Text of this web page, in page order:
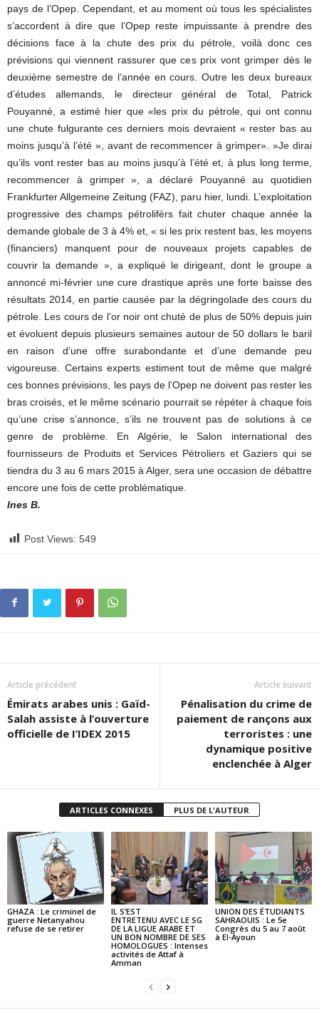
pays de l’Opep. Cependant, et au moment où tous les spécialistes
s’accordent à dire que l’Opep reste impuissante à prendre des
décisions face à la chute des prix du pétrole, voilà donc ces
prévisions qui viennent rassurer que ces prix vont grimper dès le
deuxième semestre de l’année en cours. Outre les deux bureaux
d’études allemands, le directeur général de Total, Patrick
Pouyanné, a estimé hier que «les prix du pétrole, qui ont connu
une chute fulgurante ces derniers mois devraient « rester bas au
moins jusqu’à l’été », avant de recommencer à grimper». »Je dirai
qu’ils vont rester bas au moins jusqu’à l’été et, à plus long terme,
recommencer à grimper », a déclaré Pouyanné au quotidien
Frankfurter Allgemeine Zeitung (FAZ), paru hier, lundi. L’exploitation
progressive des champs pétrolifèrs fait chuter chaque année la
demande globale de 3 à 4% et, « si les prix restent bas, les moyens
(financiers) manquent pour de nouveaux projets capables de
couvrir la demande », a expliqué le dirigeant, dont le groupe a
annoncé mi-février une cure drastique après une forte baisse des
résultats 2014, en partie causée par la dégringolade des cours du
pétrole. Les cours de l’or noir ont chuté de plus de 50% depuis juin
et évoluent depuis plusieurs semaines autour de 50 dollars le baril
en raison d’une offre surabondante et d’une demande peu
vigoureuse. Certains experts estiment tout de même que malgré
ces bonnes prévisions, les pays de l’Opep ne doivent pas rester les
bras croisés, et le même scénario pourrait se répéter à chaque fois
qu’une crise s’annonce, s’ils ne trouvent pas de solutions à ce
genre de problème. En Algérie, le Salon international des
fournisseurs de Produits et Services Pétroliers et Gaziers qui se
tiendra du 3 au 6 mars 2015 à Alger, sera une occasion de débattre
encore une fois de cette problématique.
Ines B.
Post Views: 549
Article précédent
Émirats arabes unis : Gaïd-
Salah assiste à l’ouverture
officielle de I’IDEX 2015
Article suivant
Pénalisation du crime de
paiement de rançons aux
terroristes : une
dynamique positive
enclenchée à Alger
ARTICLES CONNEXES PLUS DE L'AUTEUR
GHAZA : Le criminel de
guerre Netanyahou
refuse de se retirer
IL S’EST
ENTRETENU AVEC LE SG
DE LA LIGUE ARABE ET
UN BON NOMBRE DE SES
HOMOLOGUES : Intenses
activités de Attaf à
Amman
UNION DES ÉTUDIANTS
SAHRAOUIS : Le 5e
Congrès du 5 au 7 août
à El-Ayoun